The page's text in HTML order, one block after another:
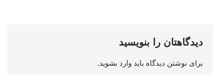
دیدگاهتان را بنویسید
برای نوشتن دیدگاه باید وارد بشوید.